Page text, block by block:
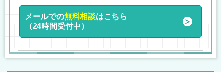
メールでの無料相談はこちら
（24時間受付中）